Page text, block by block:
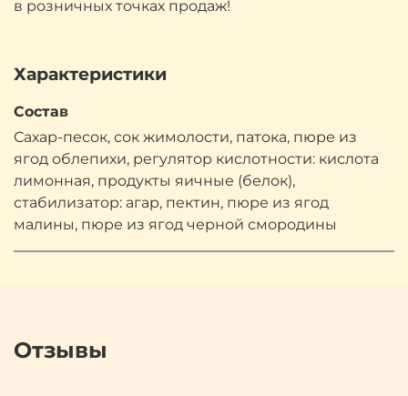
в розничных точках продаж!
Характеристики
Состав
Сахар-песок, сок жимолости, патока, пюре из
ягод облепихи, регулятор кислотности: кислота
лимонная, продукты яичные (белок),
стабилизатор: агар, пектин, пюре из ягод
малины, пюре из ягод черной смородины
Отзывы